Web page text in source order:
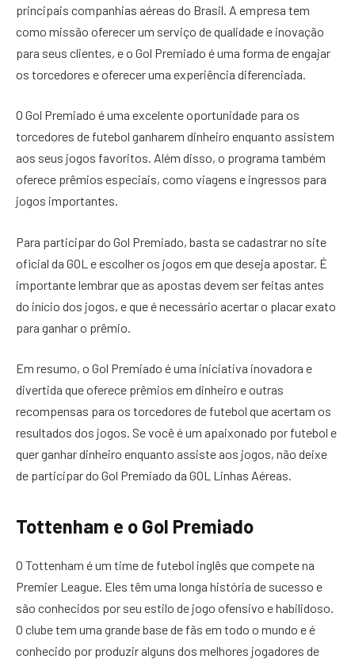
principais companhias aéreas do Brasil. A empresa tem
como missão oferecer um serviço de qualidade e inovação
para seus clientes, e o Gol Premiado é uma forma de engajar
os torcedores e oferecer uma experiência diferenciada.
O Gol Premiado é uma excelente oportunidade para os
torcedores de futebol ganharem dinheiro enquanto assistem
aos seus jogos favoritos. Além disso, o programa também
oferece prêmios especiais, como viagens e ingressos para
jogos importantes.
Para participar do Gol Premiado, basta se cadastrar no site
oficial da GOL e escolher os jogos em que deseja apostar. É
importante lembrar que as apostas devem ser feitas antes
do início dos jogos, e que é necessário acertar o placar exato
para ganhar o prêmio.
Em resumo, o Gol Premiado é uma iniciativa inovadora e
divertida que oferece prêmios em dinheiro e outras
recompensas para os torcedores de futebol que acertam os
resultados dos jogos. Se você é um apaixonado por futebol e
quer ganhar dinheiro enquanto assiste aos jogos, não deixe
de participar do Gol Premiado da GOL Linhas Aéreas.
Tottenham e o Gol Premiado
O Tottenham é um time de futebol inglês que compete na
Premier League. Eles têm uma longa história de sucesso e
são conhecidos por seu estilo de jogo ofensivo e habilidoso.
O clube tem uma grande base de fãs em todo o mundo e é
conhecido por produzir alguns dos melhores jogadores de